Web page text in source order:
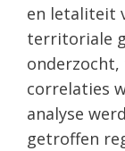
en letaliteit
territoriale
correlaties
analyse
getroffen